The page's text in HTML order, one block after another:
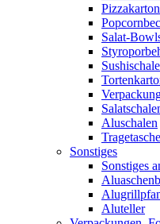
Pizzakarton
Salat-
Aluschalen
Sonstiges
Sonstiges
Aluteller